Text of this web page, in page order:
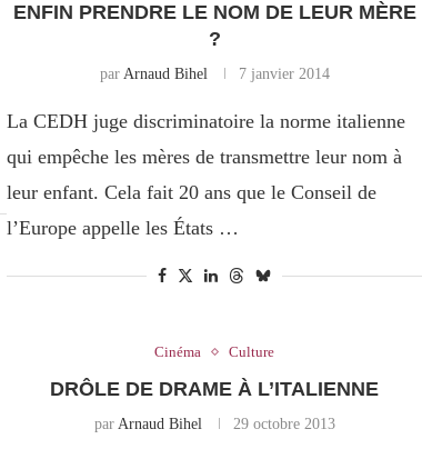
ENFIN PRENDRE LE NOM DE LEUR MÈRE
?
par Arnaud Bihel 7 janvier 2014
La CEDH juge discriminatoire la norme italienne
qui empêche les mères de transmettre leur nom à
leur enfant. Cela fait 20 ans que le Conseil de
l’Europe appelle les États …
Cinéma Culture
DRÔLE DE DRAME À L’ITALIENNE
par Arnaud Bihel 29 octobre 2013